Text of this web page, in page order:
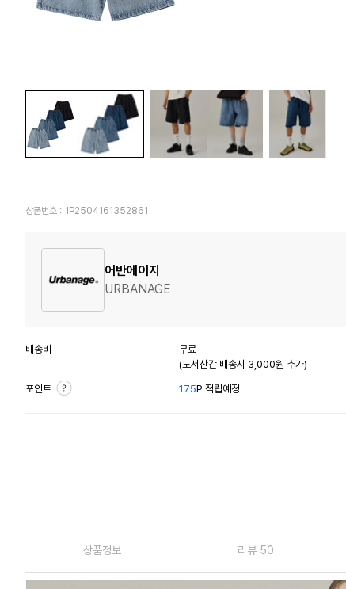
상품번호 : 1P2504161352861
어반에이지
URBANAGE
배송비
무료
(도서산간 배송시 3,000원 추가)
포인트 175P 적립예정
상품정보 리뷰 50